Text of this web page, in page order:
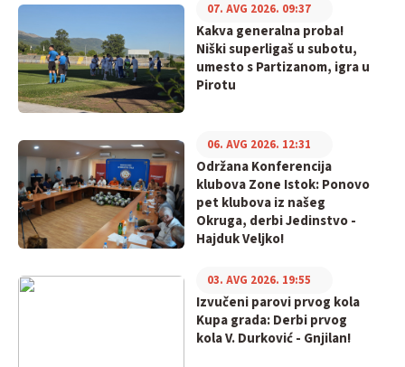
Kakva generalna proba!
Niški superligaš u subotu,
umesto s Partizanom, igra u
Pirotu
07. AVG 2026. 09:37
Održana Konferencija
klubova Zone Istok: Ponovo
pet klubova iz našeg
Okruga, derbi Jedinstvo -
Hajduk Veljko!
06. AVG 2026. 12:31
Izvučeni parovi prvog kola
Kupa grada: Derbi prvog
kola V. Durković - Gnjilan!
03. AVG 2026. 19:55